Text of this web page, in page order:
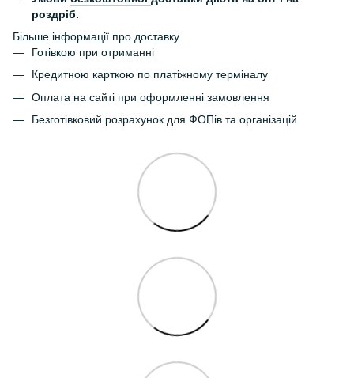
роздріб.
Більше інформації про доставку
Готівкою при отриманні
Кредитною карткою по платіжному терміналу
Оплата на сайті при оформленні замовлення
Безготівковий розрахунок для ФОПів та організацій